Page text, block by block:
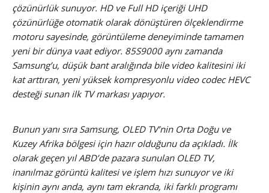
çözünürlük sunuyor. HD ve Full HD içeriği UHD
çözünürlüğe otomatik olarak dönüştüren ölçeklendirme
motoru sayesinde, görüntüleme deneyiminde tamamen
yeni bir dünya vaat ediyor. 85S9000 aynı zamanda
Samsung’u, düşük bant aralığında bile video kalitesini iki
kat arttıran, yeni yüksek kompresyonlu video codec HEVC
desteği sunan ilk TV markası yapıyor.
Bunun yanı sıra Samsung, OLED TV’nin Orta Doğu ve
Kuzey Afrika bölgesi için hazır olduğunu da açıkladı. İlk
olarak geçen yıl ABD’de pazara sunulan OLED TV,
inanılmaz görüntü kalitesi ve işlem hızı sunuyor ve iki
kişinin aynı anda, aynı tam ekranda, iki farklı programı